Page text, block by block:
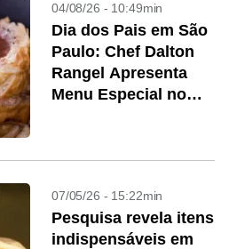
04/08/26 - 10:49min
Dia dos Pais em São
Paulo: Chef Dalton
Rangel Apresenta
Menu Especial no
07/05/26 - 15:22min
Pesquisa revela itens
indispensáveis em